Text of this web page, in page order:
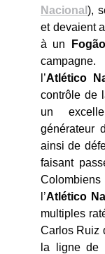
Nacional ),
et devaient
à un
Fogão
l’Atlético
contrôle de
un
générateur
ainsi de
faisant
l’Atlético
multiples
Carlos Ruiz
la ligne de